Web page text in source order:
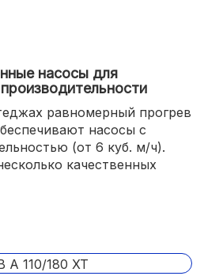
насосы для
равномерный прогрев
насосы с
(от 6 куб. м/ч).
качественных